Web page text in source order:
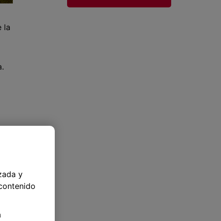
la
y